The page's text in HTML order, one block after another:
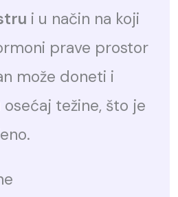
i u način na koji
prave prostor
može doneti i
težine, što je